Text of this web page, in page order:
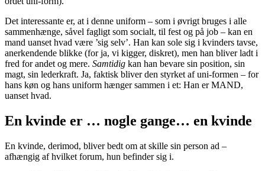
Det interessante er, at i denne uniform – som i øvrigt bruges i alle
sammenhænge, såvel fagligt som socialt, til fest og på job – kan en
mand uanset hvad være ’sig selv’. Han kan sole sig i kvinders tavse,
anerkendende blikke (for ja, vi kigger, diskret), men han bliver ladt i
fred for andet og mere. Samtidig kan han bevare sin position, sin
magt, sin lederkraft. Ja, faktisk bliver den styrket af uni-formen – for
hans køn og hans uniform hænger sammen i et: Han er MAND,
uanset hvad.
En kvinde er … nogle gange… en kvinde
En kvinde, derimod, bliver bedt om at skille sin person ad –
afhængig af hvilket forum, hun befinder sig i.